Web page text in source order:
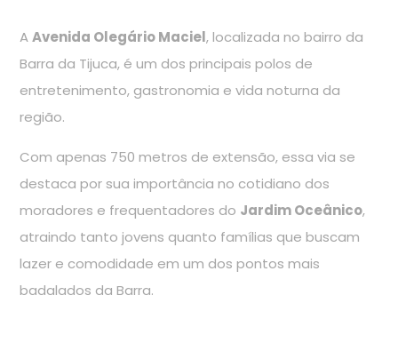
AAvenida Olegário Maciel, localizada no bairro da
Barra da Tijuca, é um dos principais polos de
entretenimento, gastronomia e vida noturna da
região.
Com apenas 750 metros de extensão, essa via se
destaca por sua importância no cotidiano dos
moradores e frequentadores do Jardim Oceânico,
atraindo tanto jovens quanto famílias que buscam
lazer e comodidade em um dos pontos mais
badalados da Barra.